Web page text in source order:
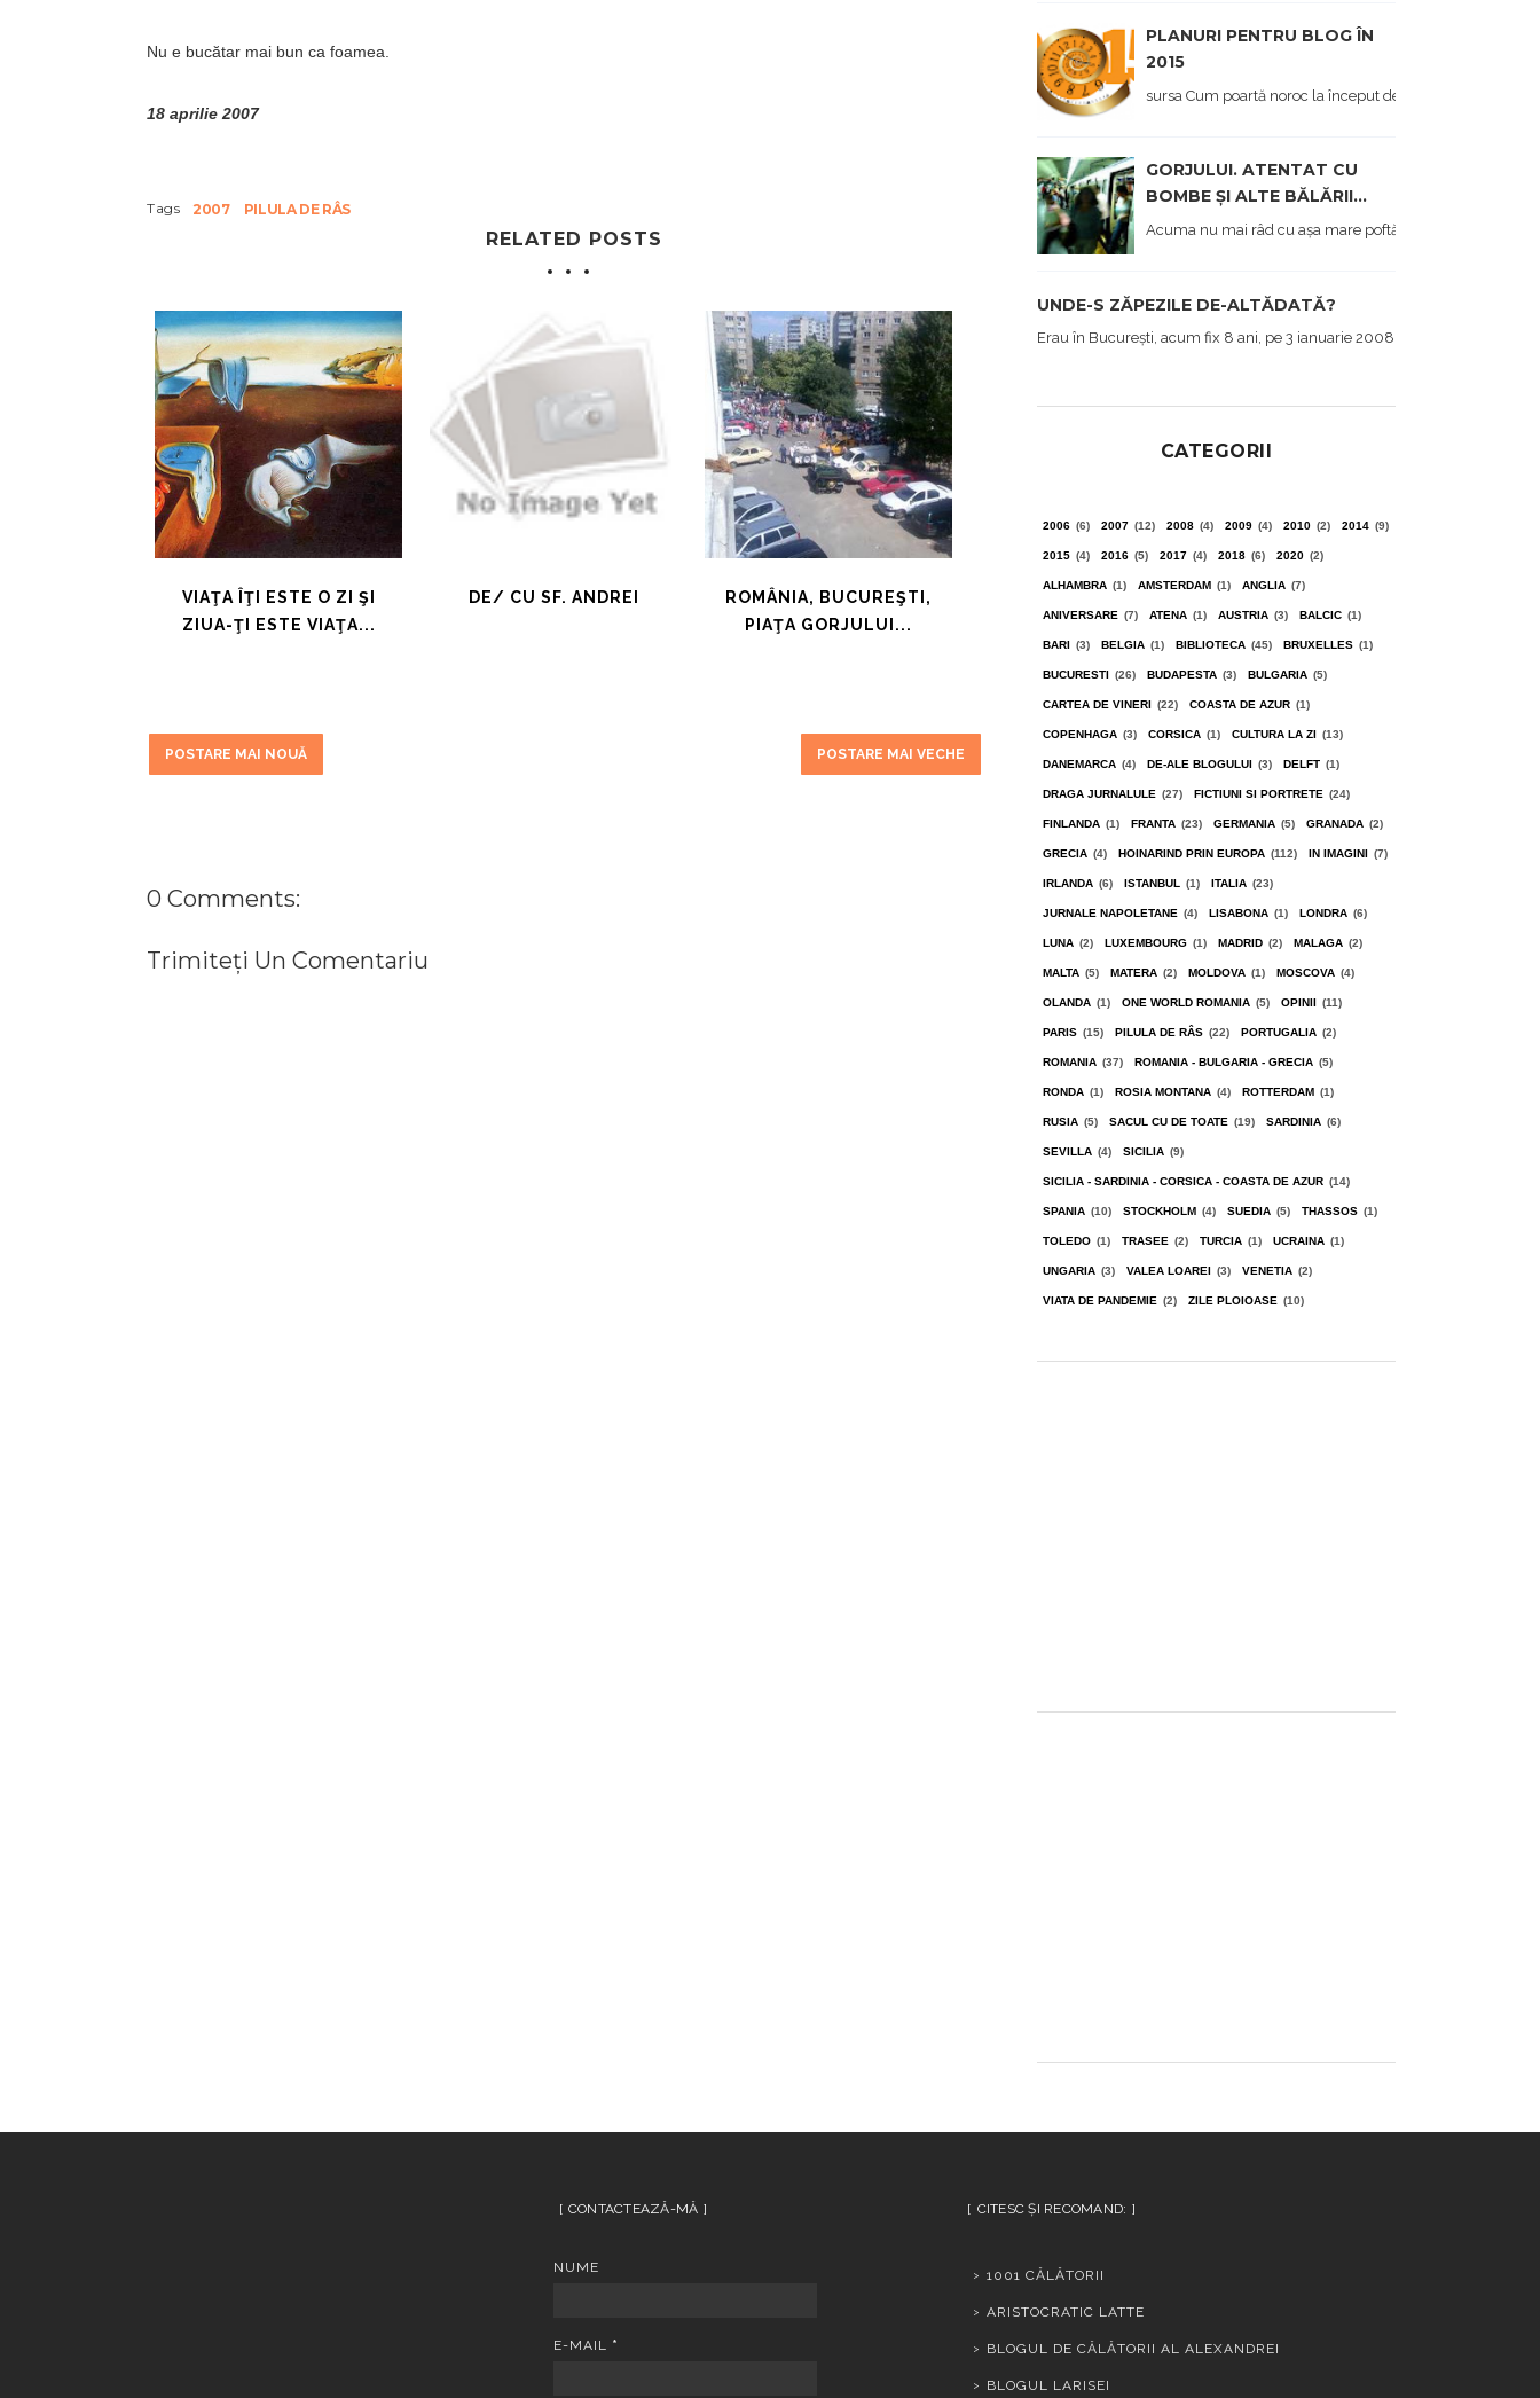
Nu e bucătar mai bun ca foamea.
18 aprilie 2007
Tags 2007 PILULA DE RÂS
RELATED POSTS
VIAŢA ÎŢI ESTE O ZI ŞI
ZIUA-ŢI ESTE VIAŢA...
DE/ CU SF. ANDREI
ROMÂNIA, BUCUREŞTI,
PIAŢA GORJULUI...
POSTARE MAI NOUĂ POSTARE MAI VECHE
0 Comments:
Trimiteți Un Comentariu
PLANURI PENTRU BLOG ÎN
2015
sursa Cum poartă noroc la început de an, afișez și eu,
GORJULUI. ATENTAT CU
BOMBE ȘI ALTE BĂLĂRII...
Acuma nu mai râd cu așa mare poftă, cum am făcut
UNDE-S ZĂPEZILE DE-ALTĂDATĂ?
Erau în București, acum fix 8 ani, pe 3 ianuarie 2008, undeva pe lângă
CATEGORII
2006 (6) 2007 (12) 2008 (4) 2009 (4) 2010 (2) 2014 (9)
2015 (4) 2016 (5) 2017 (4) 2018 (6) 2020 (2)
ALHAMBRA (1) AMSTERDAM (1) ANGLIA (7)
ANIVERSARE (7) ATENA (1) AUSTRIA (3) BALCIC (1)
BARI (3) BELGIA (1) BIBLIOTECA (45) BRUXELLES (1)
BUCURESTI (26) BUDAPESTA (3) BULGARIA (5)
CARTEA DE VINERI (22) COASTA DE AZUR (1)
COPENHAGA (3) CORSICA (1) CULTURA LA ZI (13)
DANEMARCA (4) DE-ALE BLOGULUI (3) DELFT (1)
DRAGA JURNALULE (27) FICTIUNI SI PORTRETE (24)
FINLANDA (1) FRANTA (23) GERMANIA (5) GRANADA (2)
GRECIA (4) HOINARIND PRIN EUROPA (112) IN IMAGINI (7)
IRLANDA (6) ISTANBUL (1) ITALIA (23)
JURNALE NAPOLETANE (4) LISABONA (1) LONDRA (6)
LUNA (2) LUXEMBOURG (1) MADRID (2) MALAGA (2)
MALTA (5) MATERA (2) MOLDOVA (1) MOSCOVA (4)
OLANDA (1) ONE WORLD ROMANIA (5) OPINII (11)
PARIS (15) PILULA DE RÂS (22) PORTUGALIA (2)
ROMANIA (37) ROMANIA - BULGARIA - GRECIA (5)
RONDA (1) ROSIA MONTANA (4) ROTTERDAM (1)
RUSIA (5) SACUL CU DE TOATE (19) SARDINIA (6)
SEVILLA (4) SICILIA (9)
SICILIA - SARDINIA - CORSICA - COASTA DE AZUR (14)
SPANIA (10) STOCKHOLM (4) SUEDIA (5) THASSOS (1)
TOLEDO (1) TRASEE (2) TURCIA (1) UCRAINA (1)
UNGARIA (3) VALEA LOAREI (3) VENETIA (2)
VIATA DE PANDEMIE (2) ZILE PLOIOASE (10)
CONTACTEAZĂ-MĂ
NUME
E-MAIL *
CITESC ȘI RECOMAND:
1001 CĂLĂTORII
ARISTOCRATIC LATTE
BLOGUL DE CĂLĂTORII AL ALEXANDREI
BLOGUL LARISEI